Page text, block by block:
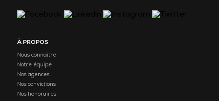
À PROPOS
Nous connaitre
Notre équipe
Nos agences
Nos convictions
Nos honoraires